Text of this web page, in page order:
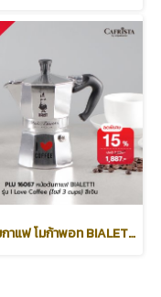
หม้อต้มกาแฟ โมก้าพอท BIALETTI Moka Express รุ่น I Love Coffee สีเงิน (ไซส์ 3-cups)